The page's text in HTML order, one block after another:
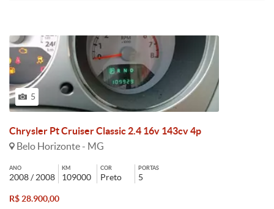
5
Chrysler Pt Cruiser Classic 2.4 16v 143cv 4p
Belo Horizonte - MG
ANO
2008 / 2008
KM
109000
COR
Preto
PORTAS
5
R$ 28.900,00